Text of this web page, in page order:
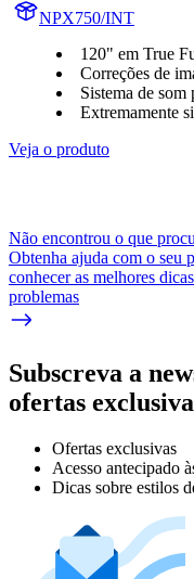
NPX750/INT
120" em True
Correções de
Sistema de som
Extremamente
Veja o produto
Não encontrou o que
Obtenha ajuda com o seu
conhecer as melhores
problemas
Subscreva a
ofertas
Ofertas exclusivas
Acesso antecipado
Dicas sobre estilos